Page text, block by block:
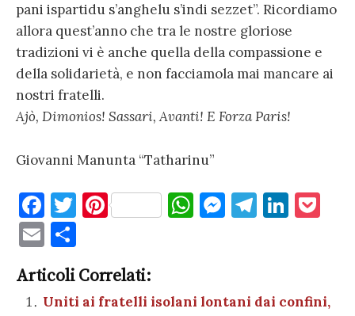
pani ispartidu s’anghelu s’indi sezzet”. Ricordiamo
allora quest’anno che tra le nostre gloriose
tradizioni vi è anche quella della compassione e
della solidarietà, e non facciamola mai mancare ai
nostri fratelli.
Ajò, Dimonios! Sassari, Avanti! E Forza Paris!
Giovanni Manunta “Tatharinu”
F
a
c
e
b
T
te
r
Pi
es
t
W
A
M
g
T
a
Li
dI et
E
m
ai n
Articoli Correlati:
Uniti ai fratelli isolani lontani dai confini,